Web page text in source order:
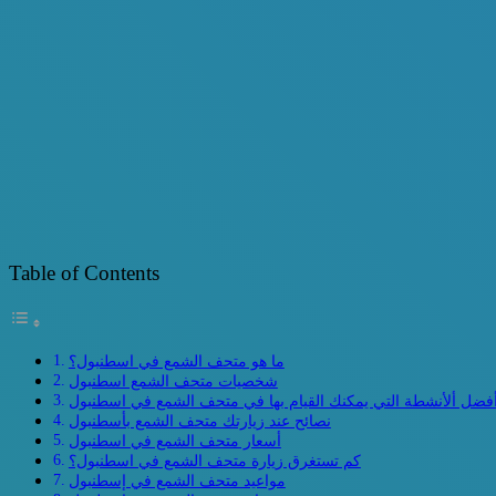
Table of Contents
ما هو متحف الشمع في اسطنبول؟
شخصيات متحف الشمع اسطنبول
ألأنشطة التي يمكنك القيام بها في متحف الشمع في اسطنبول
نصائح عند زيارتك متحف الشمع بأسطنبول
أسعار متحف الشمع في اسطنبول
كم تستغرق زيارة متحف الشمع في اسطنبول؟
مواعيد متحف الشمع في إسطنبول